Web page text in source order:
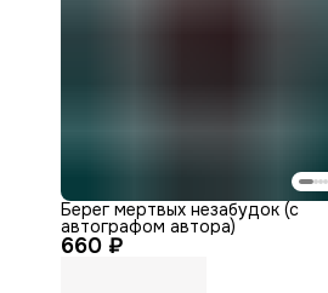
660 ₽
Берег мертвых незабудок (с
автографом автора)